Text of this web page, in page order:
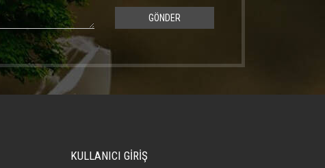
GÖNDER
KULLANICI GİRİŞ